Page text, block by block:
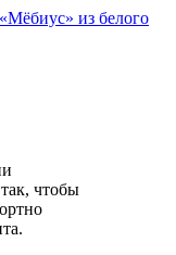
чтобы